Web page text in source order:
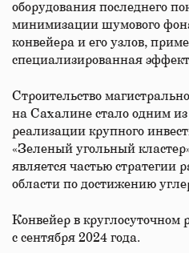
оборудования последнего
минимизации шумового
конвейера и его узлов,
специализированная
Строительство
на Сахалине стало одним
реализации крупного
«Зеленый угольный
является частью стратегии
области по достижению
Конвейер в круглосуточном
с сентября 2024 года.